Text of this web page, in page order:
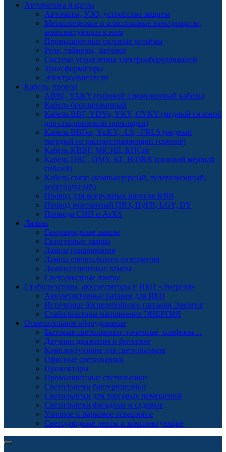
Автоматика и щиты
Автоматы, УЗО, устройства защиты
Металлические и пластиковые электрощиты,
комплектующие к ним
Промышленные силовые разъёмы
Реле, таймеры, датчики
Система управления электрооборудованием
Трансформаторы
Электродвигатели
Кабель, провод
АВВГ, YAKY (силовой алюминиевый кабель)
Кабель бронированный
Кабель ВВГ, YDYp, YKY, CYKY (медный силовой
для стационарной прокладки)
Кабель ВВГнг, YnKY, -LS, -FRLS (медный
твердый не распространяющий горение)
Кабель КВВГ, МКЭШ, КПСнг
Кабель ПВС, OMY, КГ, H05RR (силовой медный
гибкий)
Кабель связи (компьютерный, телевизионный,
коаксиальный)
Провод для погружных насосов КВВ
Провод монтажный ПВЗ, ПуГВ, LGY, DY
Провода СИП и AsXS
Лампы
Газоразрядные лампы
Галогенные лампы
Лампы накаливания
Лампы специального назначения
Люминесцентные лампы
Светодиодные лампы
Стабилизаторы, аккумуляторы и ИБП «Энергия»
Аккумуляторные батареи для ИБП
Источники бесперебойного питания Энергия
Стабилизаторы напряжения ЭНЕРГИЯ
Осветительное оборудование
Бытовые светильники: точечные, плафоны…
Датчики движения и фотореле
Комплектующие для светильников
Офисные светильники
Прожекторы
Промышленные светильники
Светильники бактерицидные
Светильники для торговых помещений
Светильники фасадные и садовые
Уличное и парковое освещение
Светодиодные ленты и комплектующие